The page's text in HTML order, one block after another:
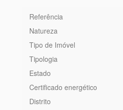
Referência
Natureza
Tipo de Imóvel
Tipologia
Estado
Certificado energético
Distrito